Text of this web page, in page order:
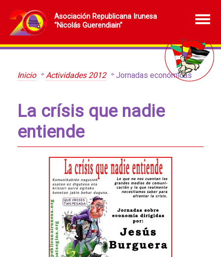
Asociación Republicana Irunesa
"Nicolás Guerendiain"
Inicio Actividades 2012 Jornadas económicas
La crísis que nadie
entiende